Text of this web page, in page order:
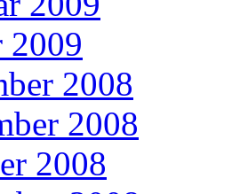
2009
2008
2008
2008